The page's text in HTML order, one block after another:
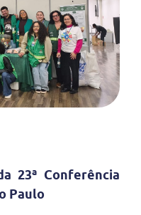
23ª Conferência
Paulo